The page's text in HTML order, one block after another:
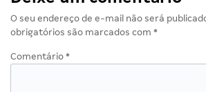
O seu endereço de e-mail não será
obrigatórios são marcados com *
Comentário *